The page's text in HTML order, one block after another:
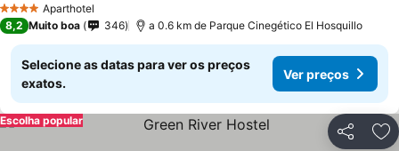
4 EstrelasAparthotel
8,2 Muito boa 346 a 0.6 km de Parque Cinegético El Hosquillo
Selecione as datas para ver os preços
exatos.
Ver preços
Partilhar
Escolha popular